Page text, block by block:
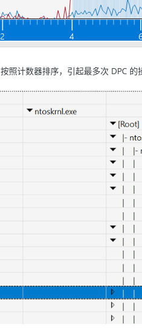
按照计数器排序，引起最多次 DPC 的